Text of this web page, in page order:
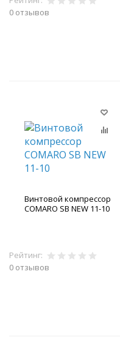
0 отзывов
Винтовой компрессор
COMARO SB NEW 11-10
Рейтинг:
0 отзывов